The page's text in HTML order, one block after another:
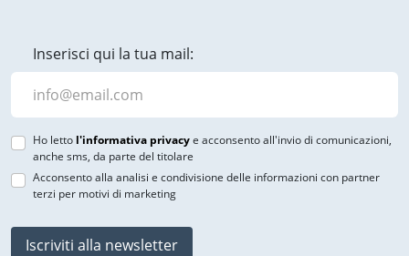
Inserisci qui la tua mail:
Ho letto l'informativa privacye acconsento all'invio di comunicazioni,
anche sms, da parte del titolare
Acconsento alla analisi e condivisione delle informazioni con partner
terzi per motivi di marketing
Iscriviti alla newsletter